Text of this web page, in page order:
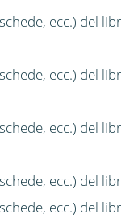
ecc.) del
ecc.) del
ecc.) del
ecc.) del
ecc.) del